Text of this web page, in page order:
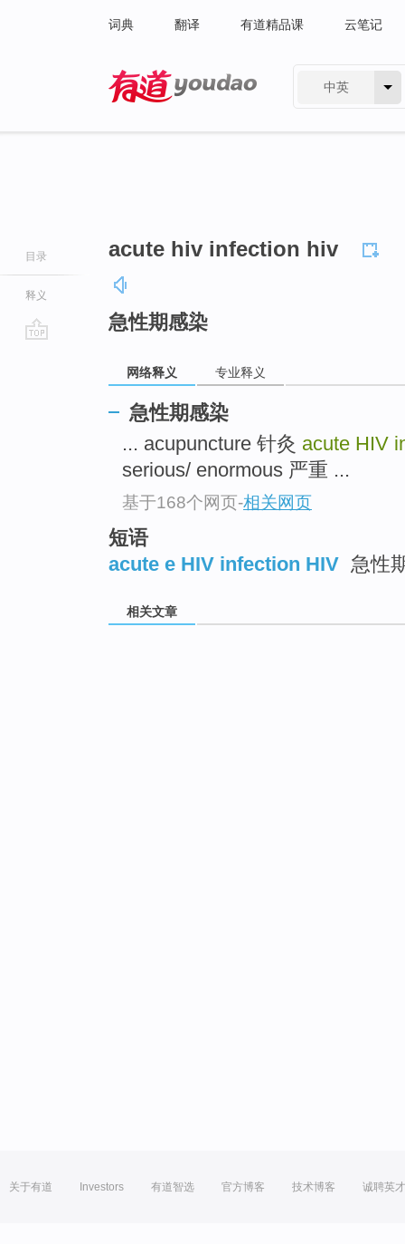
词典 翻译 有道精品课 云笔记
中英
目录
释义
acute hiv infection hiv
急性期感染
网络释义 专业释义
急性期感染
... acupuncture 针灸 acute HIV
serious/ enormous 严重 ...
基于168个网页-相关网页
短语
acute e HIV infection HIV 急性
相关文章
关于有道 Investors 有道智选 官方博客 技术博客 诚聘英才